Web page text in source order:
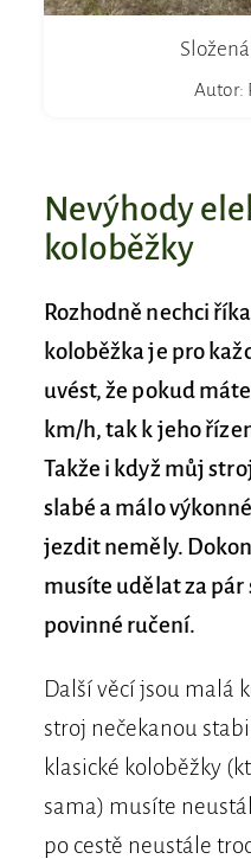
Autor:
Nevýhody
koloběžky
Rozhodně nechci
koloběžka je pro
uvést, že pokud
km/h, tak k jeho
Takže i když můj
slabé a málo
jezdit neměly.
musíte udělat za pár
povinné ručení.
Další věcí jsou malá
stroj nečekanou
klasické koloběžky
sama) musíte
po cestě neustále